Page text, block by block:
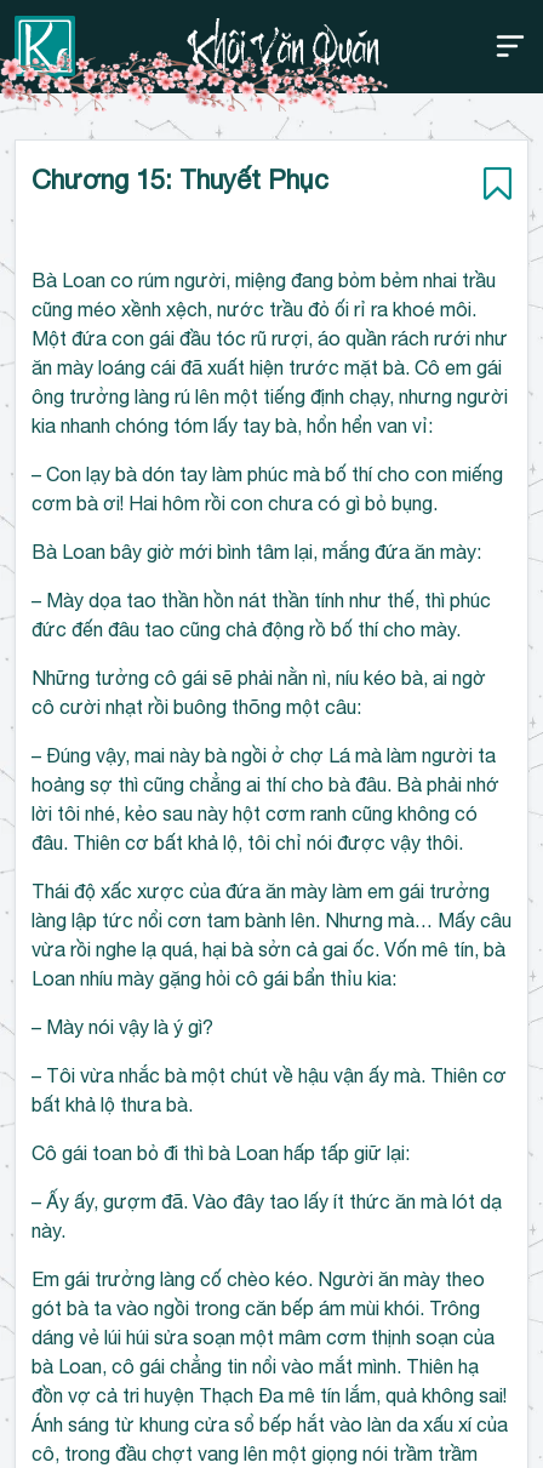
Bỏ
Thanh điều hướng trên
Chương 15: Thuyết Phục
Bà Loan co rúm người, miệng đang bỏm bẻm nhai trầu
cũng méo xềnh xệch, nước trầu đỏ ối rỉ ra khoé môi.
Một đứa con gái đầu tóc rũ rượi, áo quần rách rưới như
ăn mày loáng cái đã xuất hiện trước mặt bà. Cô em gái
ông trưởng làng rú lên một tiếng định chạy, nhưng người
kia nhanh chóng tóm lấy tay bà, hổn hển van vỉ:
– Con lạy bà dón tay làm phúc mà bố thí cho con miếng
cơm bà ơi! Hai hôm rồi con chưa có gì bỏ bụng.
Bà Loan bây giờ mới bình tâm lại, mắng đứa ăn mày:
– Mày dọa tao thần hồn nát thần tính như thế, thì phúc
đức đến đâu tao cũng chả động rồ bố thí cho mày.
Những tưởng cô gái sẽ phải nằn nì, níu kéo bà, ai ngờ
cô cười nhạt rồi buông thõng một câu:
– Đúng vậy, mai này bà ngồi ở chợ Lá mà làm người ta
hoảng sợ thì cũng chẳng ai thí cho bà đâu. Bà phải nhớ
lời tôi nhé, kẻo sau này hột cơm ranh cũng không có
đâu. Thiên cơ bất khả lộ, tôi chỉ nói được vậy thôi.
Thái độ xấc xược của đứa ăn mày làm em gái trưởng
làng lập tức nổi cơn tam bành lên. Nhưng mà… Mấy câu
vừa rồi nghe lạ quá, hại bà sởn cả gai ốc. Vốn mê tín, bà
Loan nhíu mày gặng hỏi cô gái bẩn thỉu kia:
– Mày nói vậy là ý gì?
– Tôi vừa nhắc bà một chút về hậu vận ấy mà. Thiên cơ
bất khả lộ thưa bà.
Cô gái toan bỏ đi thì bà Loan hấp tấp giữ lại:
– Ấy ấy, gượm đã. Vào đây tao lấy ít thức ăn mà lót dạ
này.
Em gái trưởng làng cố chèo kéo. Người ăn mày theo
gót bà ta vào ngồi trong căn bếp ám mùi khói. Trông
dáng vẻ lúi húi sửa soạn một mâm cơm thịnh soạn của
bà Loan, cô gái chẳng tin nổi vào mắt mình. Thiên hạ
đồn vợ cả tri huyện Thạch Đa mê tín lắm, quả không sai!
Ánh sáng từ khung cửa sổ bếp hắt vào làn da xấu xí của
cô, trong đầu chợt vang lên một giọng nói trầm trầm